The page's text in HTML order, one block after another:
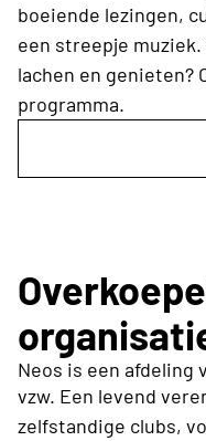
boeiende lezingen,
een streepje
lachen en genieten?
programma.
Neos is een afdeling
vzw. Een levend
zelfstandige clubs,